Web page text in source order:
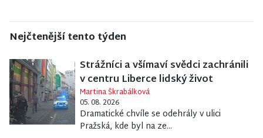
Nejčtenější tento týden
Strážníci a všímaví svědci zachránili
v centru Liberce lidský život
Martina Škrabálková
05. 08. 2026
Dramatické chvíle se odehrály v ulici
Pražská, kde byl na ze...